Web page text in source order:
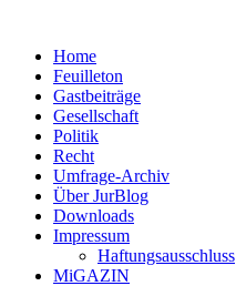
Home
Feuilleton
Gastbeiträge
Gesellschaft
Politik
Recht
Umfrage-Archiv
Über JurBlog
Downloads
Impressum
Haftungsausschluss
MiGAZIN